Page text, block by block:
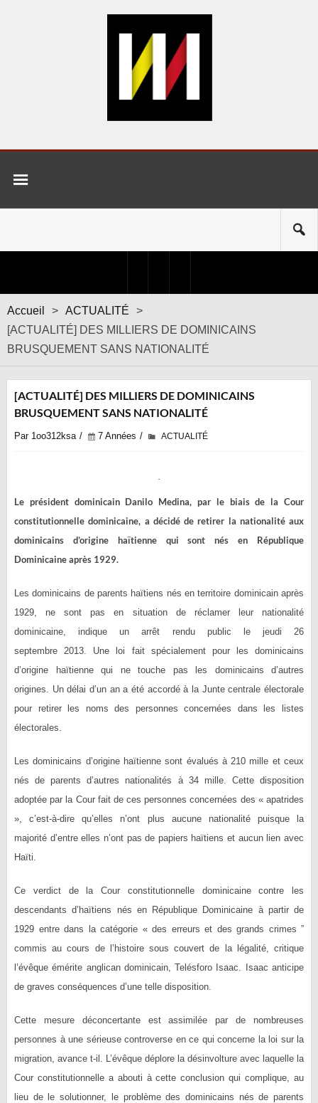
Accueil > ACTUALITÉ
>
[ACTUALITÉ] DES MILLIERS DE DOMINICAINS
BRUSQUEMENT SANS NATIONALITÉ
[ACTUALITÉ] DES MILLIERS DE DOMINICAINS
BRUSQUEMENT SANS NATIONALITÉ
Par 1oo312ksa 7 Années ACTUALITÉ
Le président dominicain Danilo Medina, par le biais de la Cour
constitutionnelle dominicaine, a décidé de retirer la nationalité aux
dominicains d’origine haïtienne qui sont nés en République
Dominicaine après 1929.
Les dominicains de parents haïtiens nés en territoire dominicain après
1929, ne sont pas en situation de réclamer leur nationalité
dominicaine, indique un arrêt rendu public le jeudi 26
septembre 2013. Une loi fait spécialement pour les dominicains
d’origine haïtienne qui ne touche pas les dominicains d’autres
origines. Un délai d’un an a été accordé à la Junte centrale électorale
pour retirer les noms des personnes concernées dans les listes
électorales.
Les dominicains d’origine haïtienne sont évalués à 210 mille et ceux
nés de parents d’autres nationalités à 34 mille. Cette disposition
adoptée par la Cour fait de ces personnes concernées des « apatrides
», c’est-à-dire qu’elles n’ont plus aucune nationalité puisque la
majorité d’entre elles n’ont pas de papiers haïtiens et aucun lien avec
Haïti.
Ce verdict de la Cour constitutionnelle dominicaine contre les
descendants d’haïtiens nés en République Dominicaine à partir de
1929 entre dans la catégorie « des erreurs et des grands crimes ”
commis au cours de l’histoire sous couvert de la légalité, critique
l’évêque émérite anglican dominicain, Telésforo Isaac. Isaac anticipe
de graves conséquences d’une telle disposition.
Cette mesure déconcertante est assimilée par de nombreuses
personnes à une sérieuse controverse en ce qui concerne la loi sur la
migration, avance t-il. L’évêque déplore la désinvolture avec laquelle la
Cour constitutionnelle a abouti à cette conclusion qui complique, au
lieu de le solutionner, le problème des dominicains nés de parents